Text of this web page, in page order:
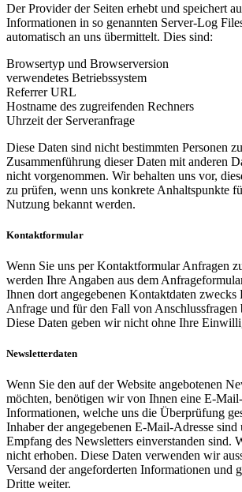
Der Provider der Seiten erhebt und speichert
Informationen in so genannten Server-Log
automatisch an uns übermittelt. Dies sind:
Browsertyp und Browserversion
verwendetes Betriebssystem
Referrer URL
Hostname des zugreifenden Rechners
Uhrzeit der Serveranfrage
Diese Daten sind nicht bestimmten Personen
Zusammenführung dieser Daten mit anderen
nicht vorgenommen. Wir behalten uns vor,
zu prüfen, wenn uns konkrete Anhaltspunkte
Nutzung bekannt werden.
Kontaktformular
Wenn Sie uns per Kontaktformular Anfragen
werden Ihre Angaben aus dem
Ihnen dort angegebenen Kontaktdaten zwecks
Anfrage und für den Fall von Anschlussfragen
Diese Daten geben wir nicht ohne Ihre
Newsletterdaten
Wenn Sie den auf der Website angebotenen
möchten, benötigen wir von Ihnen eine E-
Informationen, welche uns die Überprüfung
Inhaber der angegebenen E-Mail-Adresse sind
Empfang des Newsletters einverstanden sind.
nicht erhoben. Diese Daten verwenden wir
Versand der angeforderten Informationen und
Dritte weiter.